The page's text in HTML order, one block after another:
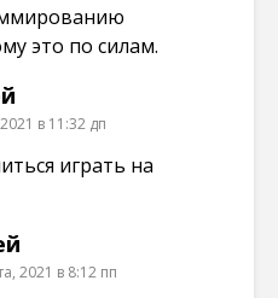
это по силам.
в 11:32 дп
играть на
2021 в 8:12 пп